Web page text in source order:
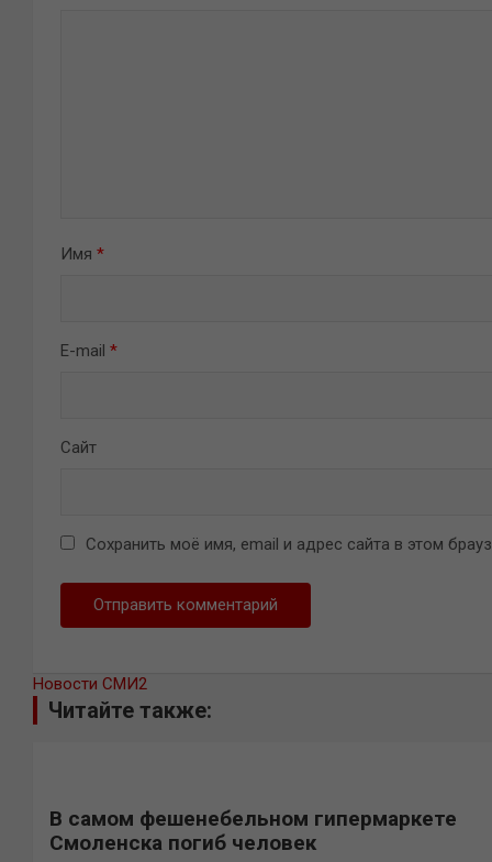
Имя *
E-mail *
Сайт
Сохранить моё имя, email и адрес сайта в этом
Новости СМИ2
Читайте также:
В самом фешенебельном гипермаркете
Смоленска погиб человек